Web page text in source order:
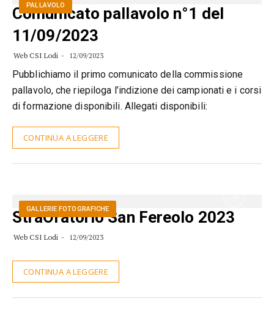
PALLAVOLO
Comunicato pallavolo n°1 del
11/09/2023
Web CSI Lodi 12/09/2023
Pubblichiamo il primo comunicato della commissione
pallavolo, che riepiloga l’indizione dei campionati e i corsi
di formazione disponibili. Allegati disponibili:
CONTINUA A LEGGERE
GALLERIE FOTOGRAFICHE
StraOratorio San Fereolo 2023
Web CSI Lodi 12/09/2023
CONTINUA A LEGGERE